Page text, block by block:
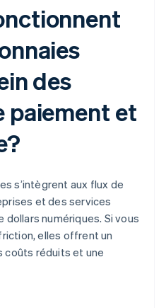
des
paiement et
s’intègrent aux flux de
et des services
numériques. Si vous
elles offrent un
coûts réduits et une